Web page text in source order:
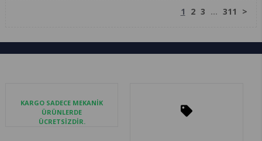
1 2 3 ... 311 >
KARGO SADECE MEKANİK
ÜRÜNLERDE
ÜCRETSİZDİR.